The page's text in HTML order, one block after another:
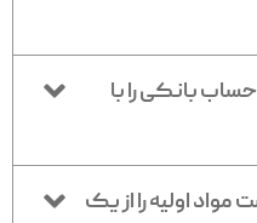
بانکی را با
اولیه را از یک